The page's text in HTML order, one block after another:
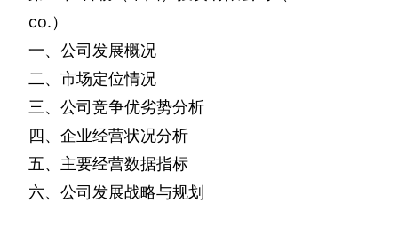
co.）
一、公司发展概况
二、市场定位情况
三、公司竞争优劣势分析
四、企业经营状况分析
五、主要经营数据指标
六、公司发展战略与规划